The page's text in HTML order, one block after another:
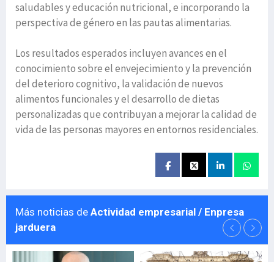
saludables y educación nutricional, e incorporando la
perspectiva de género en las pautas alimentarias.
Los resultados esperados incluyen avances en el
conocimiento sobre el envejecimiento y la prevención
del deterioro cognitivo, la validación de nuevos
alimentos funcionales y el desarrollo de dietas
personalizadas que contribuyan a mejorar la calidad de
vida de las personas mayores en entornos residenciales.
Más noticias de Actividad empresarial / Enpresa
jarduera